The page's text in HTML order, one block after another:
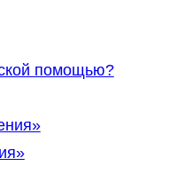
помощью?